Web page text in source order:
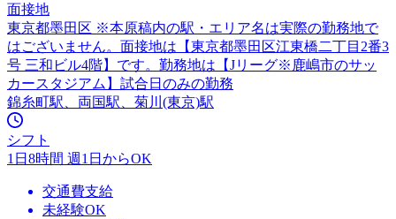
面接地
東京都墨田区 ※本原稿内の駅・エリア名は実際の勤務地で
はございません。面接地は【東京都墨田区江東橋二丁目2番3
号 三和ビル4階】です。勤務地は【Jリーグ※鹿嶋市のサッ
カースタジアム】試合日のみの勤務
錦糸町駅、両国駅、菊川(東京)駅
シフト
1日8時間 週1日からOK
交通費支給
未経験OK